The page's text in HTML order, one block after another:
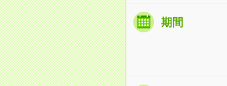
期間